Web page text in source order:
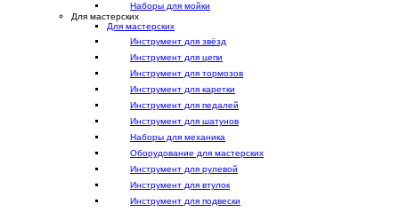
Наборы для мойки
Для мастерских
Для мастерских
Инструмент для звёзд
Инструмент для цепи
Инструмент для тормозов
Инструмент для каретки
Инструмент для педалей
Инструмент для шатунов
Наборы для механика
Оборудование для мастерских
Инструмент для рулевой
Инструмент для втулок
Инструмент для подвески